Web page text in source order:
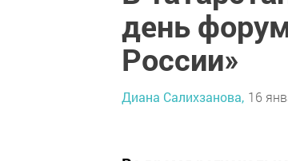
день
России»
Диана Салихзанова, 16